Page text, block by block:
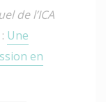
de l’ICA
Une
en